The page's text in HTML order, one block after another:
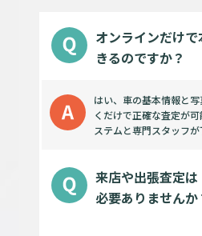
オンラインだけ
きるのですか？
はい、車の基本情報と
くだけで正確な査定が
ステムと専門スタッフが
来店や出張査定は
必要ありませんか